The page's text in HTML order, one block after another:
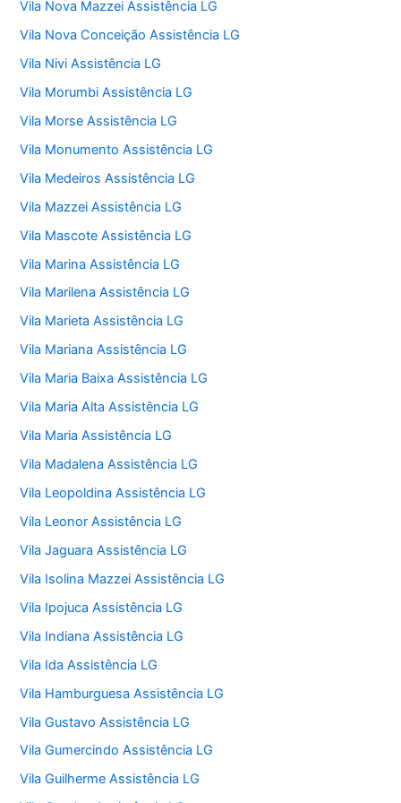
Vila Nova Mazzei Assistência LG
Vila Nova Conceição Assistência LG
Vila Nivi Assistência LG
Vila Morumbi Assistência LG
Vila Morse Assistência LG
Vila Monumento Assistência LG
Vila Medeiros Assistência LG
Vila Mazzei Assistência LG
Vila Mascote Assistência LG
Vila Marina Assistência LG
Vila Marilena Assistência LG
Vila Marieta Assistência LG
Vila Mariana Assistência LG
Vila Maria Baixa Assistência LG
Vila Maria Alta Assistência LG
Vila Maria Assistência LG
Vila Madalena Assistência LG
Vila Leopoldina Assistência LG
Vila Leonor Assistência LG
Vila Jaguara Assistência LG
Vila Isolina Mazzei Assistência LG
Vila Ipojuca Assistência LG
Vila Indiana Assistência LG
Vila Ida Assistência LG
Vila Hamburguesa Assistência LG
Vila Gustavo Assistência LG
Vila Gumercindo Assistência LG
Vila Guilherme Assistência LG